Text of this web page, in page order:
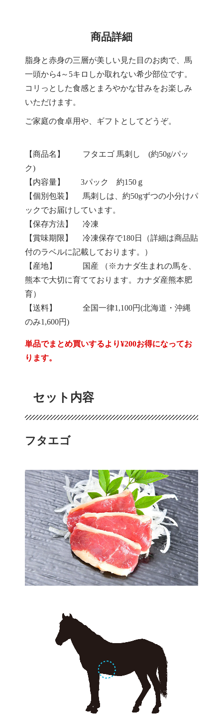
商品詳細
脂身と赤身の三層が美しい見た目のお肉で、馬
一頭から4～5キロしか取れない希少部位です。
コリっとした食感とまろやかな甘みをお楽しみ
いただけます。
ご家庭の食卓用や、ギフトとしてどうぞ。
【商品名】 フタエゴ 馬刺し (約50g/パッ
ク)
【内容量】 3パック 約150ｇ
【個別包装】 馬刺しは、約50gずつの小分けパ
ックでお届けしています。
【保存方法】 冷凍
【賞味期限】 冷凍保存で180日（詳細は商品貼
付のラベルに記載しております。）
【産地】 国産 （※カナダ生まれの馬を、
熊本で大切に育てております。カナダ産熊本肥
育）
【送料】 全国一律1,100円(北海道・沖縄
のみ1,600円)
単品でまとめ買いするより¥200お得になってお
ります。
セット内容
フタエゴ